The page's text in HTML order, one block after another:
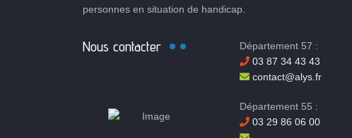
personnes en situation de handicap.
Nous contacter
Département 57 :
03 87 34 43 43
contact@alys.fr
Département 55 :
03 29 86 06 00